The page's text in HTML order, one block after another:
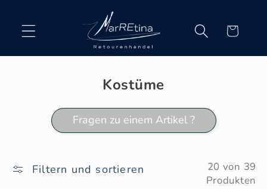
Inhalt
Warenkorb
Kostüme
Fragen zu einem Artikel ?
Filtern und sortieren
20 von 39
Produkten